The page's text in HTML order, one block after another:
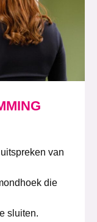
van
die
sluiten.